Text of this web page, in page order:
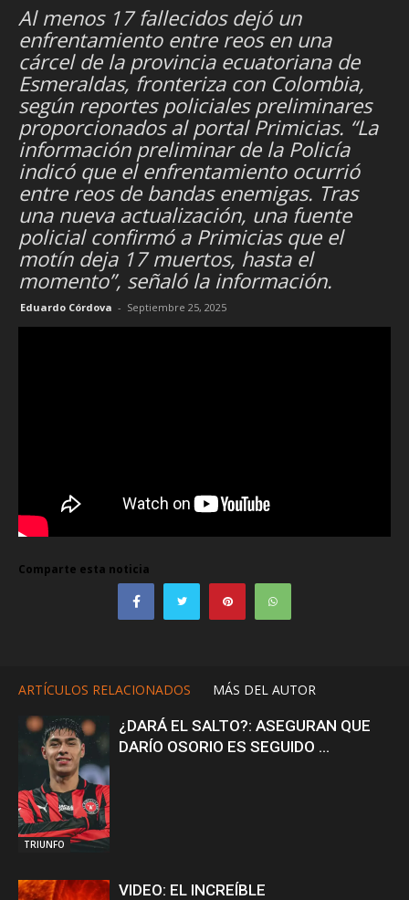
Al menos 17 fallecidos dejó un
enfrentamiento entre reos en una
cárcel de la provincia ecuatoriana de
Esmeraldas, fronteriza con Colombia,
según reportes policiales preliminares
proporcionados al portal Primicias. “La
información preliminar de la Policía
indicó que el enfrentamiento ocurrió
entre reos de bandas enemigas. Tras
una nueva actualización, una fuente
policial confirmó a Primicias que el
motín deja 17 muertos, hasta el
momento”, señaló la información.
Eduardo Córdova - Septiembre 25, 2025
Comparte esta noticia
ARTÍCULOS RELACIONADOS MÁS DEL AUTOR
TRIUNFO
¿DARÁ EL SALTO?: ASEGURAN QUE
DARÍO OSORIO ES SEGUIDO ...
VIDEO: EL INCREÍBLE